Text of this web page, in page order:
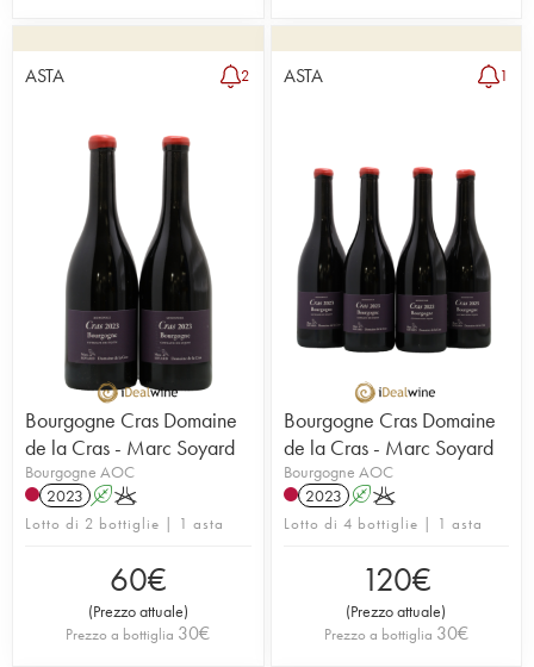
ASTA 2
Bourgogne Cras Domaine
de la Cras - Marc Soyard
Bourgogne AOC
2023 AK
Lotto di 2 bottiglie | 1 asta
60€
(Prezzo attuale)
Prezzo a bottiglia 30€
ASTA 1
Bourgogne Cras Domaine
de la Cras - Marc Soyard
Bourgogne AOC
2023 AK
Lotto di 4 bottiglie | 1 asta
120€
(Prezzo attuale)
Prezzo a bottiglia 30€